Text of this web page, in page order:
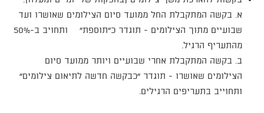
א. בקשה המתקבלת החל ממועד סיום הצילומים שאושרו ועד
שבועיים מתוך הצילומים - תוגדר כ"תוספת" ותחויב ב-50%
מהתעריף הרגיל.
ב. בקשה המתקבלת אחרי שבועיים ויותר ממועד סיום
הצילומים שאושרו - תוגדר "כבקשה חדשה לתיאום צילומים"
ותחוייב בתעריפים הרגילים.